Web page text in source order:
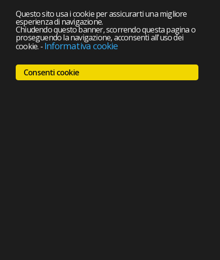
Questo sito usa i cookie per assicurarti una migliore
esperienza di navigazione.
Chiudendo questo banner, scorrendo questa pagina o
proseguendo la navigazione, acconsenti all'uso dei
cookie. - Informativa cookie
Consenti cookie